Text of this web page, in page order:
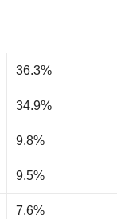
36.3%
34.9%
9.8%
9.5%
7.6%